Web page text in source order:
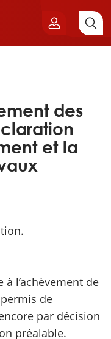
des
et la
l’achèvement de
de
par décision
préalable.